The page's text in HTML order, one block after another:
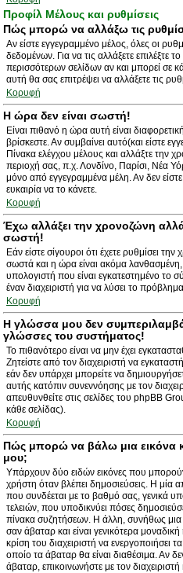
Προφίλ Μέλους και ρυθμίσεις
Πώς μπορώ να αλλάξω τις
Αν είστε εγγεγραμμένο μέλος, όλες οι
δεδομένων. Για να τις αλλάξετε
περισσότερων σελίδων αν και μπορεί σε
αυτή θα σας επιτρέψει να αλλάξετε τις
Κορυφή
Η ώρα δεν είναι σωστή!
Είναι πιθανό η ώρα αυτή είναι
βρίσκεστε. Αν συμβαίνει αυτό(και είστε
Πίνακα ελέγχου μέλους και αλλάξτε την
περιοχή σας, π.χ. Λονδίνο, Παρίσι, Νέα
μόνο από εγγεγραμμένα μέλη. Αν δεν
ευκαιρία να το κάνετε.
Κορυφή
Έχω αλλάξει την χρονοζώνη
σωστή!
Εάν είστε σίγουροι ότι έχετε ρυθμίσει
σωστά και η ώρα είναι ακόμα λανθασμένη,
υπολογιστή που είναι εγκατεστημένο το
έναν διαχειριστή για να λύσει το
Κορυφή
Η γλώσσα μου δεν
γλώσσες του συστήματος!
Το πιθανότερο είναι να μην έχει
Ζητείστε από τον διαχειριστή να
εάν δεν υπάρχει μπορείτε να
αυτής κατόπιν συνεννόησης με τον
απευθυνθείτε στις σελίδες του phpBB
κάθε σελίδας).
Κορυφή
Πώς μπορώ να βάλω μια εικόνα
μου;
Υπάρχουν δύο ειδών εικόνες που
χρήστη όταν βλέπει δημοσιεύσεις. Η μία
που συνδέεται με το βαθμό σας, γενικά
τελειών, που υποδικνύει πόσες
πίνακα συζητήσεων. Η άλλη, συνήθως μια
σαν άβαταρ και είναι γενικότερα
κρίση του διαχειριστή να ενεργοποιήσει
οποίο τα άβαταρ θα είναι διαθέσιμα. Αν
άβαταρ, επικοινωνήστε με τον